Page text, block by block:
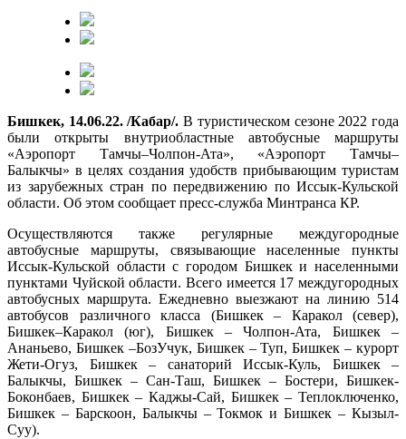
Бишкек, 14.06.22. /Кабар/. В туристическом сезоне 2022 года
были открыты внутриобластные автобусные маршруты
«Аэропорт Тамчы–Чолпон-Ата», «Аэропорт Тамчы–
Балыкчы» в целях создания удобств прибывающим туристам
из зарубежных стран по передвижению по Иссык-Кульской
области. Об этом сообщает пресс-служба Минтранса КР.
Осуществляются также регулярные междугородные
автобусные маршруты, связывающие населенные пункты
Иссык-Кульской области с городом Бишкек и населенными
пунктами Чуйской области. Всего имеется 17 междугородных
автобусных маршрута. Ежедневно выезжают на линию 514
автобусов различного класса (Бишкек – Каракол (север),
Бишкек–Каракол (юг), Бишкек – Чолпон-Ата, Бишкек –
Ананьево, Бишкек –БозУчук, Бишкек – Туп, Бишкек – курорт
Жети-Огуз, Бишкек – санаторий Иссык-Куль, Бишкек –
Балыкчы, Бишкек – Сан-Таш, Бишкек – Бостери, Бишкек-
Боконбаев, Бишкек – Каджы-Сай, Бишкек – Теплоключенко,
Бишкек – Барскоон, Балыкчы – Токмок и Бишкек – Кызыл-
Суу).